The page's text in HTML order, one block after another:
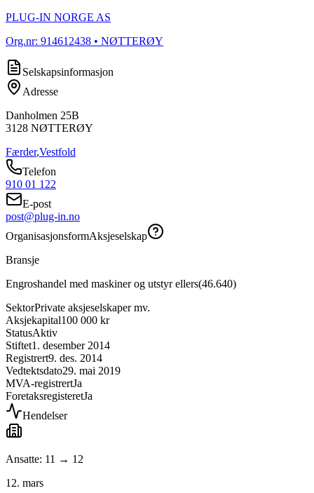
PLUG-IN NORGE AS
Org.nr: 914612438 • NØTTERØY
Selskapsinformasjon
Adresse
Danholmen 25B
3128 NØTTERØY
Færder,Vestfold
Telefon
910 01 122
E-post
post@plug-in.no
OrganisasjonsformAksjeselskap
Bransje
Engroshandel med maskiner og utstyr ellers(46.640)
SektorPrivate aksjeselskaper mv.
Aksjekapital100 000 kr
StatusAktiv
Stiftet1. desember 2014
Registrert9. des. 2014
Vedtektsdato29. mai 2019
MVA-registrertJa
ForetaksregisteretJa
Hendelser
Ansatte: 11 → 12
12. mars